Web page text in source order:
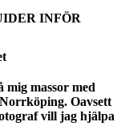
INFÖR
mig massor med
Oavsett
vill jag hjälpa